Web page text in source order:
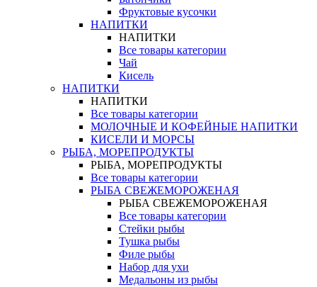
Фруктовые кусочки
НАПИТКИ
НАПИТКИ
Все товары категории
Чай
Кисель
НАПИТКИ
НАПИТКИ
Все товары категории
МОЛОЧНЫЕ И КОФЕЙНЫЕ НАПИТКИ
КИСЕЛИ И МОРСЫ
РЫБА, МОРЕПРОДУКТЫ
РЫБА, МОРЕПРОДУКТЫ
Все товары категории
РЫБА СВЕЖЕМОРОЖЕНАЯ
РЫБА СВЕЖЕМОРОЖЕНАЯ
Все товары категории
Стейки рыбы
Тушка рыбы
Филе рыбы
Набор для ухи
Медальоны из рыбы